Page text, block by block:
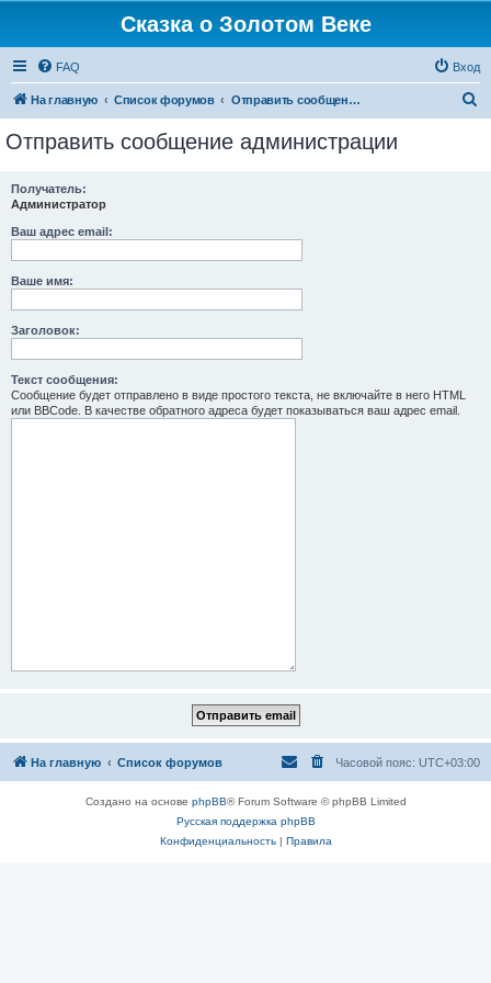
Сказка о Золотом Веке
FAQ Вход
На главную Список форумов Отправить сообщение администрации
Отправить сообщение администрации
Получатель:
Администратор
Ваш адрес email:
Ваше имя:
Заголовок:
Текст сообщения:
Сообщение будет отправлено в виде простого текста, не включайте в него HTML
или BBCode. В качестве обратного адреса будет показываться ваш адрес email.
На главную Список форумов Часовой пояс: UTC+03:00
Создано на основе phpBB® Forum Software © phpBB Limited
Русская поддержка phpBB
Конфиденциальность| Правила